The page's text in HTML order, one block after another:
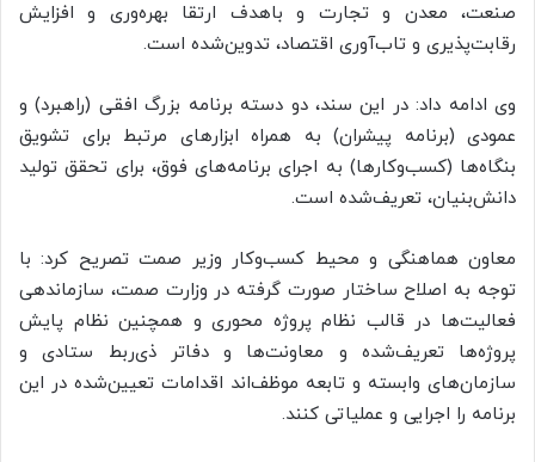
صنعت، معدن و تجارت و باهدف ارتقا بهره‌وری و افزایش
رقابت‌پذیری و تاب‌آوری اقتصاد، تدوین‌شده است.
وی ادامه داد: در این سند، دو دسته برنامه بزرگ افقی (راهبرد) و
عمودی (برنامه پیشران) به همراه ابزارهای مرتبط برای تشویق
بنگاه‌ها (کسب‌وکارها) به اجرای برنامه‌های فوق، برای تحقق تولید
دانش‌بنیان، تعریف‌شده است.
معاون هماهنگی و محیط کسب‌وکار وزیر صمت تصریح کرد: با
توجه به اصلاح ساختار صورت گرفته در وزارت صمت، سازماندهی
فعالیت‌ها در قالب نظام پروژه محوری و همچنین نظام پایش
پروژه‌ها تعریف‌شده و معاونت‌ها و دفاتر ذی‌ربط ستادی و
سازمان‌های وابسته و تابعه موظف‌اند اقدامات تعیین‌شده در این
برنامه را اجرایی و عملیاتی کنند.